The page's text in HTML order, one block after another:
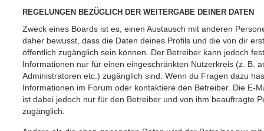
REGELUNGEN BEZÜGLICH DER WEITERGABE DEINER DATEN
Zweck eines Boards ist es, einen Austausch mit anderen
daher bewusst, dass die Daten deines Profils und die von dir
öffentlich zugänglich sein können. Der Betreiber kann jedoch
Informationen nur für einen eingeschränkten Nutzerkreis (z. B.
Administratoren etc.) zugänglich sind. Wenn du Fragen dazu
Informationen im Forum oder kontaktiere den Betreiber. Die E-
ist dabei jedoch nur für den Betreiber und von ihm beauftragte
zugänglich.